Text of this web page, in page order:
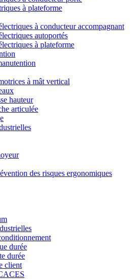
à plateforme
à conducteur accompagnant
autoportés
à plateforme
à mât vertical
hauteur
articulée
des risques ergonomiques
durée
durée
client